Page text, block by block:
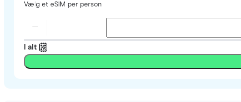
Vælg et eSIM per person
I alt